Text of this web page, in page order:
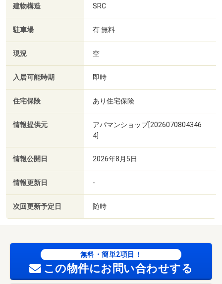
建物構造 SRC
駐車場 有 無料
現況 空
入居可能時期 即時
住宅保険 あり住宅保険
情報提供元
アパマンショップ[2026070804346
4]
情報公開日 2026年8月5日
情報更新日 -
次回更新予定日 随時
無料・簡単2項目！
この物件にお問い合わせする